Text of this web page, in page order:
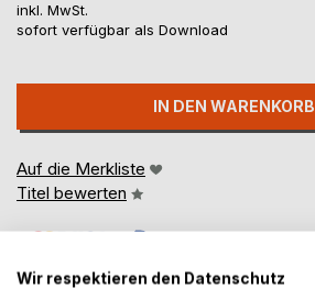
inkl. MwSt.
sofort verfügbar als Download
IN DEN WARENKORB
Auf die Merkliste
Titel bewerten
Wir respektieren den Datenschutz